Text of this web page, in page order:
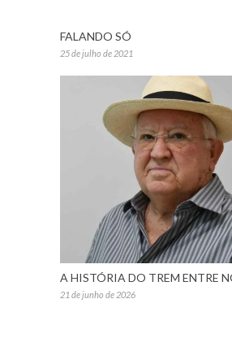
FALANDO SÓ
25 de julho de 2021
A HISTÓRIA DO TREM ENTRE
21 de junho de 2026